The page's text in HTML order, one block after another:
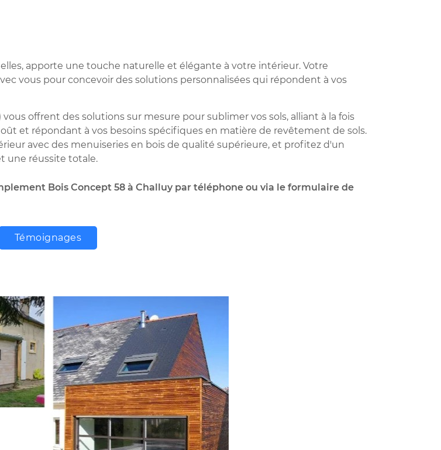
apporte une touche naturelle et élégante à votre intérieur. Votre
vous pour concevoir des solutions personnalisées qui répondent à vos
offrent des solutions sur mesure pour sublimer vos sols, alliant à la fois
et répondant à vos besoins spécifiques en matière de revêtement de sols.
avec des menuiseries en bois de qualité supérieure, et profitez d'un
une réussite totale.
Bois Concept 58 à Challuy par téléphone ou via le formulaire de
Témoignages